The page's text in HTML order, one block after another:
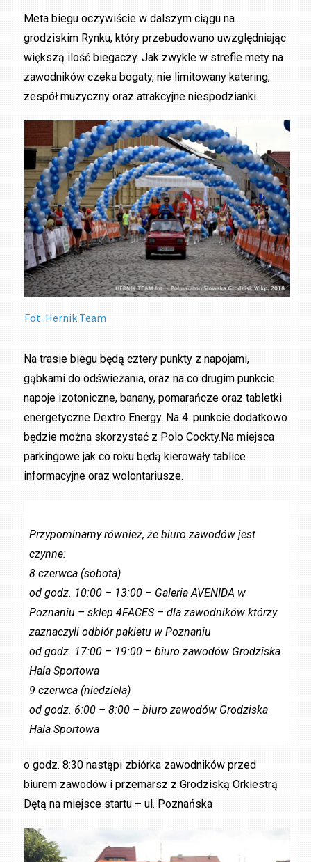
Meta biegu oczywiście w dalszym ciągu na
grodziskim Rynku, który przebudowano uwzględniając
większą ilość biegaczy. Jak zwykle w strefie mety na
zawodników czeka bogaty, nie limitowany katering,
zespół muzyczny oraz atrakcyjne niespodzianki.
Fot. Hernik Team
Na trasie biegu będą cztery punkty z napojami,
gąbkami do odświeżania, oraz na co drugim punkcie
napoje izotoniczne, banany, pomarańcze oraz tabletki
energetyczne Dextro Energy. Na 4. punkcie dodatkowo
będzie można skorzystać z Polo Cockty.Na miejsca
parkingowe jak co roku będą kierowały tablice
informacyjne oraz wolontariusze.
Przypominamy również, że biuro zawodów jest
czynne:
8 czerwca (sobota)
od godz. 10:00 – 13:00 – Galeria AVENIDA w
Poznaniu – sklep 4FACES – dla zawodników którzy
zaznaczyli odbiór pakietu w Poznaniu
od godz. 17:00 – 19:00 – biuro zawodów Grodziska
Hala Sportowa
9 czerwca (niedziela)
od godz. 6:00 – 8:00 – biuro zawodów Grodziska
Hala Sportowa
o godz. 8:30 nastąpi zbiórka zawodników przed
biurem zawodów i przemarsz z Grodziską Orkiestrą
Dętą na miejsce startu – ul. Poznańska